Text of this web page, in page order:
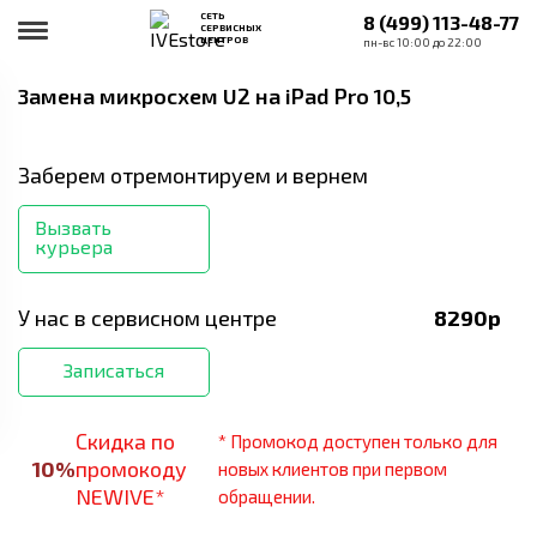
СЕТЬ
СЕРВИСНЫХ
ЦЕНТРОВ
8 (499) 113-48-77
пн-вс 10:00 до 22:00
Замена микросхем U2 на iPad Pro 10,5
Заберем отремонтируем и вернем
Вызвать
курьера
У нас в сервисном центре 8290р
Записаться
10%
Скидка по
промокоду
NEWIVE*
* Промокод доступен только для
новых клиентов при первом
обращении.